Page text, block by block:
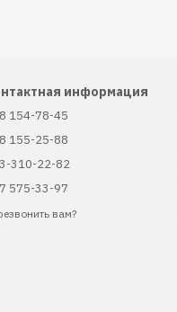
информация
154-78-45
155-25-88
310-22-82
575-33-97
вам?